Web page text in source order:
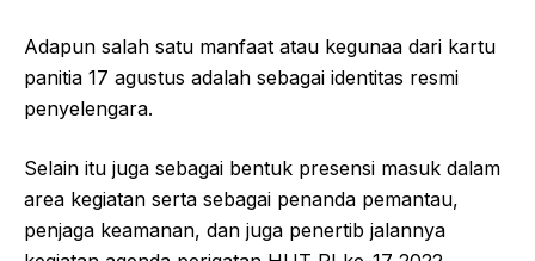
Adapun salah satu manfaat atau kegunaa dari kartu
panitia 17 agustus adalah sebagai identitas resmi
penyelengara.
Selain itu juga sebagai bentuk presensi masuk dalam
area kegiatan serta sebagai penanda pemantau,
penjaga keamanan, dan juga penertib jalannya